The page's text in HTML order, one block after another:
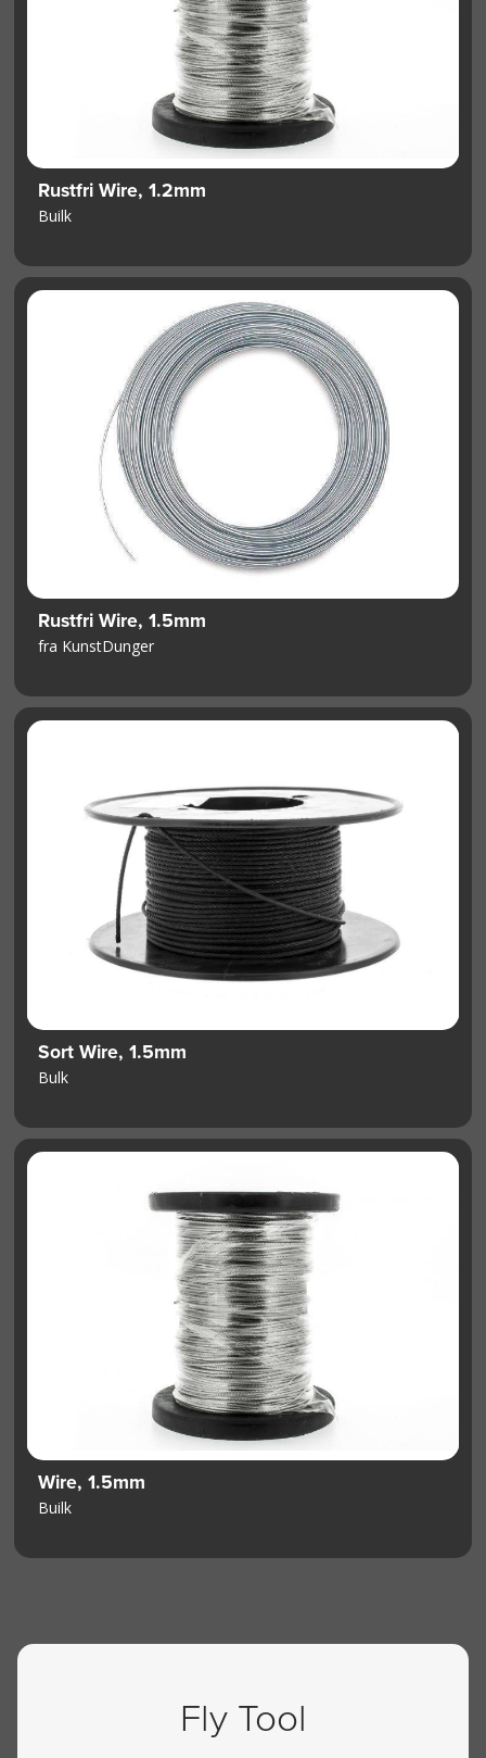
Rustfri Wire, 1.2mm
Builk
Rustfri Wire, 1.5mm
fra KunstDunger
Sort Wire, 1.5mm
Bulk
Wire, 1.5mm
Builk
Fly Tool